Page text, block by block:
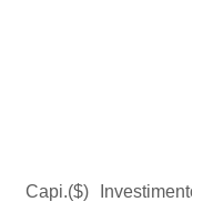
Capi.($) Investimento